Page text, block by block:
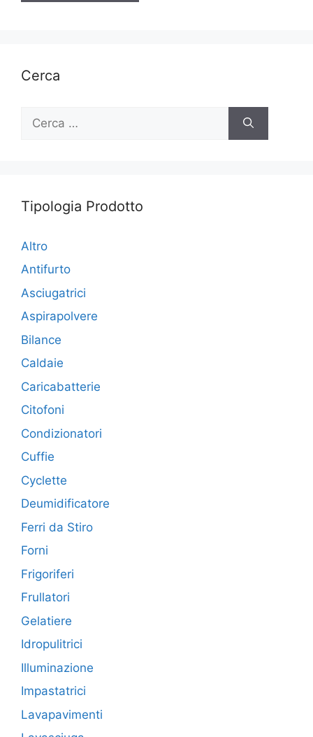
Cerca
per:
Tipologia Prodotto
Altro
Antifurto
Asciugatrici
Aspirapolvere
Bilance
Caldaie
Caricabatterie
Citofoni
Condizionatori
Cuffie
Cyclette
Deumidificatore
Ferri da Stiro
Forni
Frigoriferi
Frullatori
Gelatiere
Idropulitrici
Illuminazione
Impastatrici
Lavapavimenti